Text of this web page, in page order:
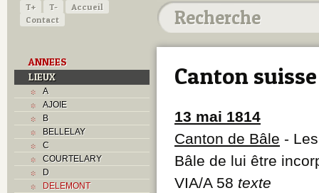
T+ T-
Accueil
Contact
ANNEES
LIEUX
A
AJOIE
B
BELLELAY
C
COURTELARY
D
DELEMONT
Canton suisse
13 mai 1814
Canton de Bâle -
Bâle de lui être
VIA/A 58 texte